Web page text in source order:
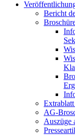
Bericht
AG-
Auszüge